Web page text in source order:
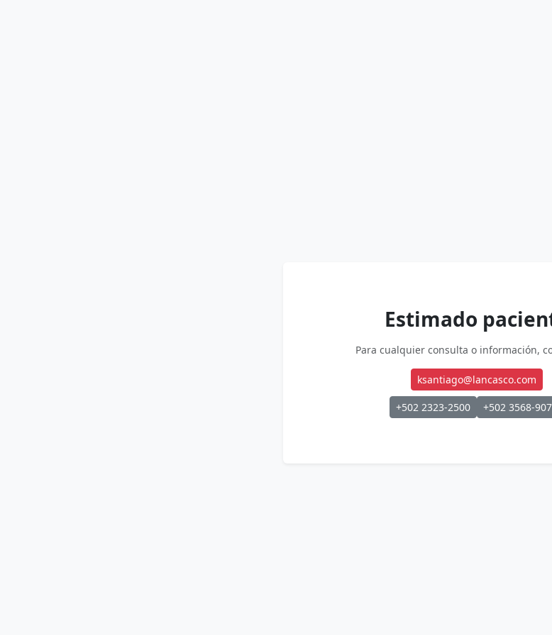
Estimado
Para cualquier consulta o información,
ksantiago@lancasco.com
+502 2323-2500 +502 3568-